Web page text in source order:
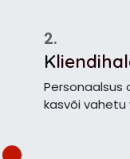
2.
K
Personaalsus
kasvõi vahetu